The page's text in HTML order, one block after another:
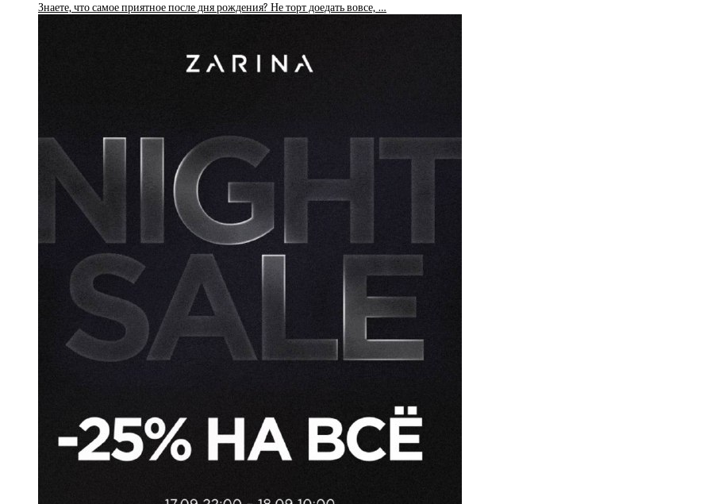
Знаете, что самое приятное после дня рождения? Не торт доедать вовсе, …